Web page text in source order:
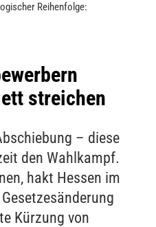
Reihenfolge:
streichen
– diese
den Wahlkampf.
hakt Hessen im
Kürzung von